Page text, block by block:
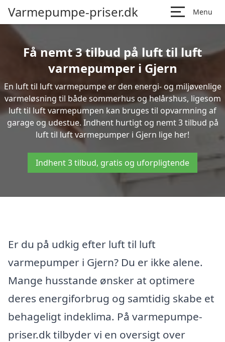
Varmepumpe-priser.dk Menu
Få nemt 3 tilbud på luft til luft
varmepumper i Gjern
En luft til luft varmepumpe er den energi- og miljøvenlige
varmeløsning til både sommerhus og helårshus, ligesom
luft til luft varmepumpen kan bruges til opvarmning af
garage og udestue. Indhent hurtigt og nemt 3 tilbud på
luft til luft varmepumper i Gjern lige her!
Indhent 3 tilbud, gratis og uforpligtende
Er du på udkig efter luft til luft
varmepumper i Gjern? Du er ikke alene.
Mange husstande ønsker at optimere
deres energiforbrug og samtidig skabe et
behageligt indeklima. På varmepumpe-
priser.dk tilbyder vi en oversigt over